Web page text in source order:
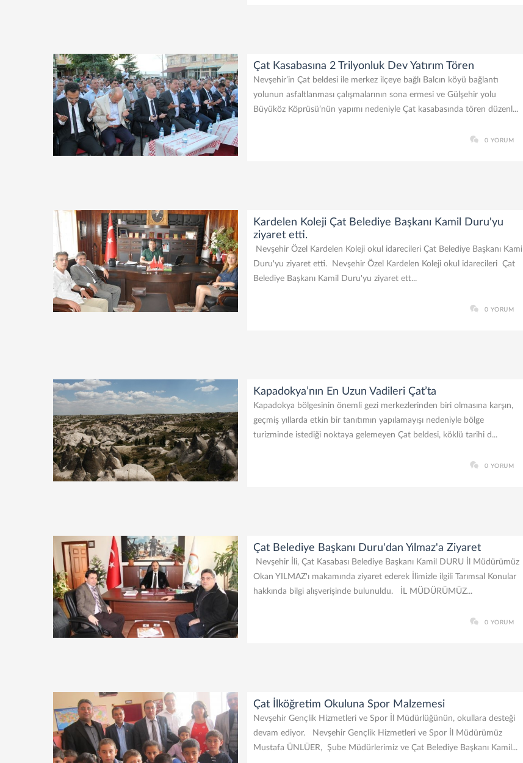
Çat Kasabasına 2 Trilyonluk Dev Yatırım Tören
Nevşehir’in Çat beldesi ile merkez ilçeye bağlı Balcın köyü bağlantı
yolunun asfaltlanması çalışmalarının sona ermesi ve Gülşehir yolu
Büyüköz Köprüsü’nün yapımı nedeniyle Çat kasabasında tören düzenl...
0 YORUM
Kardelen Koleji Çat Belediye Başkanı Kamil Duru'yu
ziyaret etti.
Nevşehir Özel Kardelen Koleji okul idarecileri Çat Belediye Başkanı Kamil
Duru'yu ziyaret etti. Nevşehir Özel Kardelen Koleji okul idarecileri Çat
Belediye Başkanı Kamil Duru'yu ziyaret ett...
0 YORUM
Kapadokya’nın En Uzun Vadileri Çat’ta
Kapadokya bölgesinin önemli gezi merkezlerinden biri olmasına karşın,
geçmiş yıllarda etkin bir tanıtımın yapılamayışı nedeniyle bölge
turizminde istediği noktaya gelemeyen Çat beldesi, köklü tarihi d...
0 YORUM
Çat Belediye Başkanı Duru'dan Yılmaz'a Ziyaret
Nevşehir İli, Çat Kasabası Belediye Başkanı Kamil DURU İl Müdürümüz
Okan YILMAZ'ı makamında ziyaret ederek İlimizle ilgili Tarımsal Konular
hakkında bilgi alışverişinde bulunuldu. İL MÜDÜRÜMÜZ...
0 YORUM
Çat İlköğretim Okuluna Spor Malzemesi
Nevşehir Gençlik Hizmetleri ve Spor İl Müdürlüğünün, okullara desteği
devam ediyor. Nevşehir Gençlik Hizmetleri ve Spor İl Müdürümüz
Mustafa ÜNLÜER, Şube Müdürlerimiz ve Çat Belediye Başkanı Kamil...